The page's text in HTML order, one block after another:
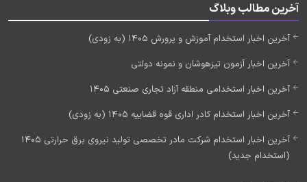
آخرین مطالب وبلاگ
آخرین اخبار استخدام آموزش و پرورش 1405 (به زودی)
آخرین اخبار آزمون تیزهوشان و نمونه دولتی
آخرین اخبار استخدامی منطقه آزاد تجاری صنعتی 1405
آخرین اخبار استخدام کادر اداری قوه قضاییه 1405 (به زودی)
آخرین اخبار استخدام شرکت مادر تخصصی تولید نیروی برق حرارتی 1405
(استخدام جدید)